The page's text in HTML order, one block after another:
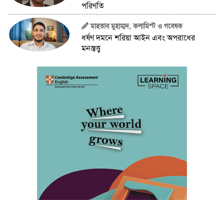
পরিণতি
মাহতাব মুহাম্মদ, কলামিস্ট ও গবেষক
ধর্ষণ দমনে শরিয়া আইন এবং অপরাধের
মনস্তত্ত্ব